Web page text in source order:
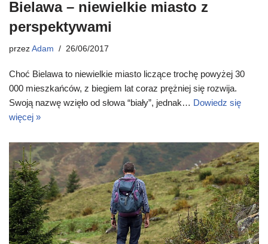
Bielawa – niewielkie miasto z
perspektywami
przez Adam 26/06/2017
Choć Bielawa to niewielkie miasto liczące trochę powyżej 30
000 mieszkańców, z biegiem lat coraz prężniej się rozwija.
Swoją nazwę wzięło od słowa “biały”, jednak… Dowiedz się
więcej »